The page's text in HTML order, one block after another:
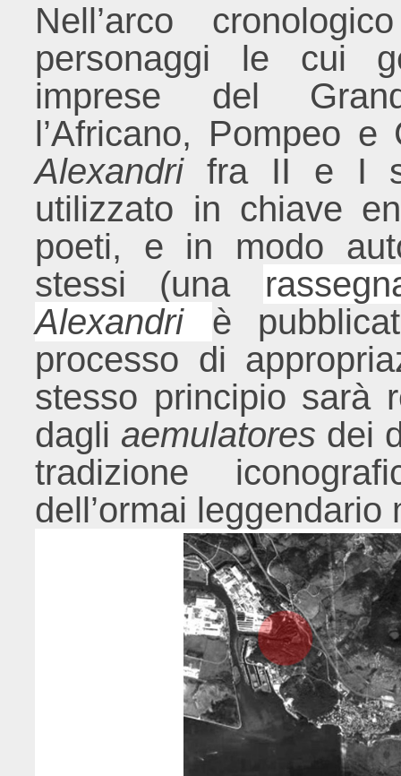
Nell’arco
personaggi le cui
imprese del
l’Africano, Pompeo e
Alexandrifra II e I
utilizzato in chiave
poeti, e in modo
stessi (una
Alexandri
è
processo di
stesso principio sarà
dagli aemulatores dei
tradizione
dell’ormai leggendario